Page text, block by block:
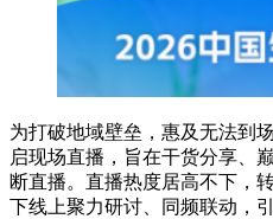
为打破地域壁垒，惠及无法到
启现场直播，旨在干货分享、
断直播。直播热度居高不下，
下线上聚力研讨、同频联动，